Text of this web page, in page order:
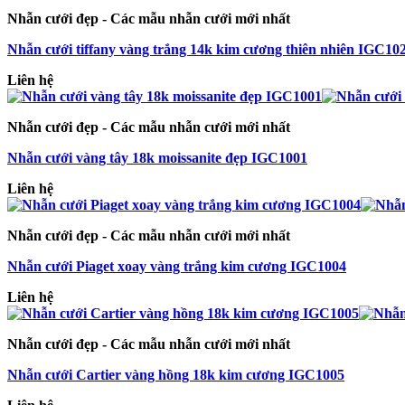
Nhẫn cưới đẹp - Các mẫu nhẫn cưới mới nhất
Nhẫn cưới tiffany vàng trắng 14k kim cương thiên nhiên
Liên hệ
Nhẫn cưới đẹp - Các mẫu nhẫn cưới mới nhất
Nhẫn cưới vàng tây 18k moissanite đẹp IGC1001
Liên hệ
Nhẫn cưới đẹp - Các mẫu nhẫn cưới mới nhất
Nhẫn cưới Piaget xoay vàng trắng kim cương IGC1004
Liên hệ
Nhẫn cưới đẹp - Các mẫu nhẫn cưới mới nhất
Nhẫn cưới Cartier vàng hồng 18k kim cương IGC1005